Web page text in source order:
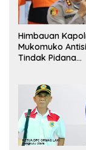
Himbauan
Mukomuko
Tindak Pidana